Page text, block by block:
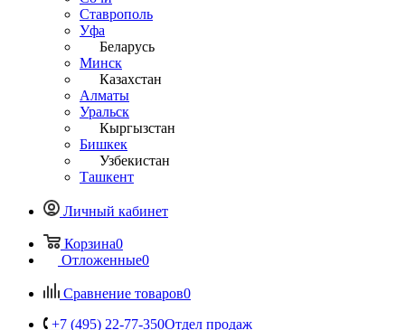
Ставрополь
Уфа
Беларусь
Минск
Казахстан
Алматы
Уральск
Кыргызстан
Бишкек
Узбекистан
Ташкент
Личный кабинет
Корзина0
Отложенные0
Сравнение товаров0
+7 (495) 22-77-350Отдел продаж